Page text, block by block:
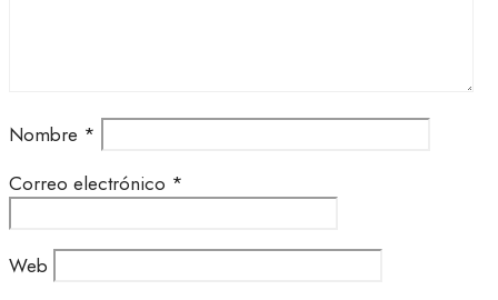
Nombre *
Correo electrónico *
Web